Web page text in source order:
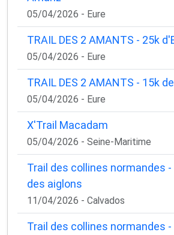
05/04/2026 - Eure
TRAIL DES 2 AMANTS - 25k
05/04/2026 - Eure
TRAIL DES 2 AMANTS - 15k
05/04/2026 - Eure
X'Trail Macadam
05/04/2026 - Seine-Maritime
Trail des collines normandes -
des aiglons
11/04/2026 - Calvados
Trail des collines normandes -